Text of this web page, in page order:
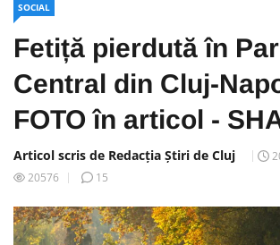
SOCIAL
Fetiță pierdută în
Central din Cluj-
FOTO în articol -
Articol scris de Redacția Știri de Cluj
20576
15